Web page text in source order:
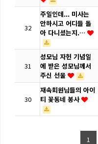
32
주일인데... 미사는
안하시고 어디들 돌
아 다니셨는지.…
31
성모님 자헌 기념일
에 받은 성모님께서
주신 선물
30
재속회원님들의 아이
티 꽃동네 봉사
1